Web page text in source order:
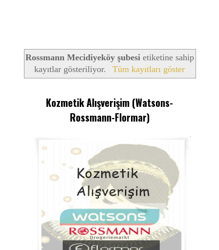
Rossmann Mecidiyeköy şubesi etiketine sahip
kayıtlar gösteriliyor.
Tüm kayıtları göster
Kozmetik Alışverişim (Watsons-
Rossmann-Flormar)